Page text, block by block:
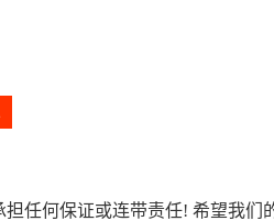
任何保证或连带责任! 希望我们